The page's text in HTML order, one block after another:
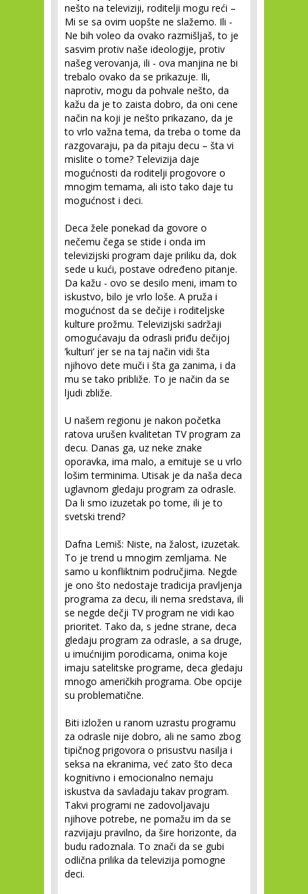
nešto na televiziji, roditelji mogu reći –
Mi se sa ovim uopšte ne slažemo. Ili -
Ne bih voleo da ovako razmišljaš, to je
sasvim protiv naše ideologije, protiv
našeg verovanja, ili - ova manjina ne bi
trebalo ovako da se prikazuje. Ili,
naprotiv, mogu da pohvale nešto, da
kažu da je to zaista dobro, da oni cene
način na koji je nešto prikazano, da je
to vrlo važna tema, da treba o tome da
razgovaraju, pa da pitaju decu – šta vi
mislite o tome? Televizija daje
mogućnosti da roditelji progovore o
mnogim temama, ali isto tako daje tu
mogućnost i deci.
Deca žele ponekad da govore o
nečemu čega se stide i onda im
televizijski program daje priliku da, dok
sede u kući, postave određeno pitanje.
Da kažu - ovo se desilo meni, imam to
iskustvo, bilo je vrlo loše. A pruža i
mogućnost da se dečije i roditeljske
kulture prožmu. Televizijski sadržaji
omogućavaju da odrasli priđu dečijoj
’kulturi’ jer se na taj način vidi šta
njihovo dete muči i šta ga zanima, i da
mu se tako približe. To je način da se
ljudi zbliže.
U našem regionu je nakon početka
ratova urušen kvalitetan TV program za
decu. Danas ga, uz neke znake
oporavka, ima malo, a emituje se u vrlo
lošim terminima. Utisak je da naša deca
uglavnom gledaju program za odrasle.
Da li smo izuzetak po tome, ili je to
svetski trend?
Dafna Lemiš: Niste, na žalost, izuzetak.
To je trend u mnogim zemljama. Ne
samo u konfliktnim područjima. Negde
je ono što nedostaje tradicija pravljenja
programa za decu, ili nema sredstava, ili
se negde dečji TV program ne vidi kao
prioritet. Tako da, s jedne strane, deca
gledaju program za odrasle, a sa druge,
u imućnijim porodicama, onima koje
imaju satelitske programe, deca gledaju
mnogo američkih programa. Obe opcije
su problematične.
Biti izložen u ranom uzrastu programu
za odrasle nije dobro, ali ne samo zbog
tipičnog prigovora o prisustvu nasilja i
seksa na ekranima, već zato što deca
kognitivno i emocionalno nemaju
iskustva da savladaju takav program.
Takvi programi ne zadovoljavaju
njihove potrebe, ne pomažu im da se
razvijaju pravilno, da šire horizonte, da
budu radoznala. To znači da se gubi
odlična prilika da televizija pomogne
deci.